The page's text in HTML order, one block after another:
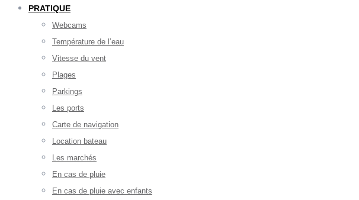
PRATIQUE
Webcams
Température de l’eau
Vitesse du vent
Plages
Parkings
Les ports
Carte de navigation
Location bateau
Les marchés
En cas de pluie
En cas de pluie avec enfants